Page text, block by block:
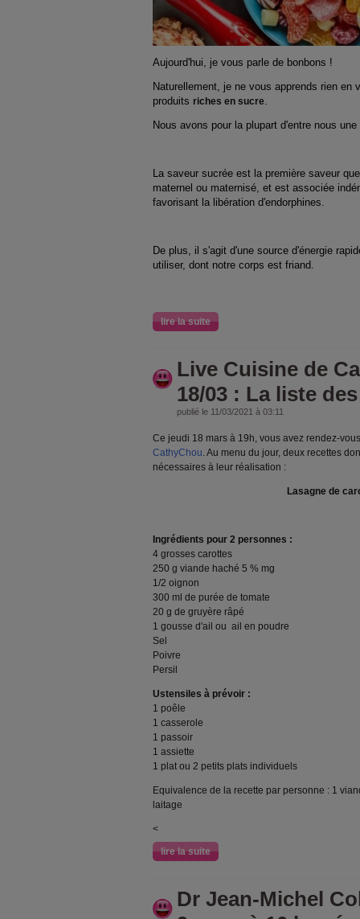
Aujourd'hui, je vous parle de bonbons !
Naturellement, je ne vous apprends rien en
produits riches en sucre.
Nous avons pour la plupart d'entre nous une
La saveur sucrée est la première saveur
maternel ou maternisé, et est associée
favorisant la libération d'endorphines.
De plus, il s'agit d'une source d'énergie
utiliser, dont notre corps est friand.
lire la suite
Live Cuisine de
18/03 : La liste
publié le 11/03/2021 à 03:11
Ce jeudi 18 mars à 19h, vous avez rendez-
CathyChou. Au menu du jour, deux recettes
nécessaires à leur réalisation :
Lasagne de
Ingrédients pour 2 personnes :
4 grosses carottes
250 g viande haché 5 % mg
1/2 oignon
300 ml de purée de tomate
20 g de gruyère râpé
1 gousse d'ail ou ail en poudre
Sel
Poivre
Persil
Ustensiles à prévoir :
1 poêle
1 casserole
1 passoir
1 assiette
1 plat ou 2 petits plats individuels
Equivalence de la recette par personne : 1
laitage
<
lire la suite
Dr Jean-Michel